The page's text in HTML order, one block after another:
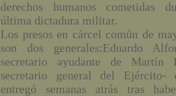
derechos humanos cometidas
última dictadura militar.
Los presos en cárcel común de
son dos generales:Eduardo
secretario ayudante de Martín
secretario general del Ejército-
entregó semanas atrás tras